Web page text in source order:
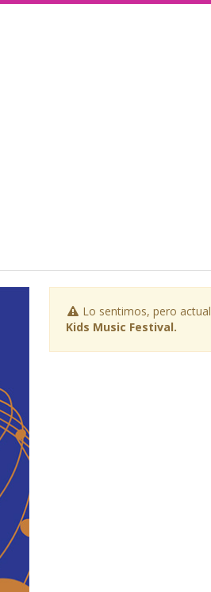
Lo sentimos, pero
Kids Music Festival.